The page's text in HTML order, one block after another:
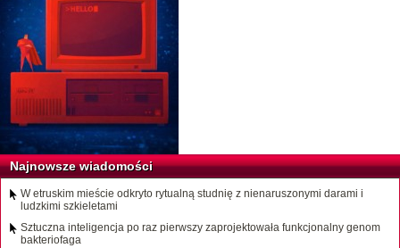
Najnowsze wiadomości
W etruskim mieście odkryto rytualną studnię z nienaruszonymi darami i
ludzkimi szkieletami
Sztuczna inteligencja po raz pierwszy zaprojektowała funkcjonalny genom
bakteriofaga